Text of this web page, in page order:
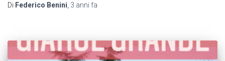
Di Federico Benini 3 anni fa